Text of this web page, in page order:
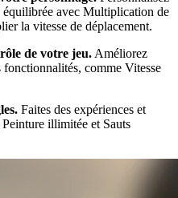
équilibrée avec Multiplication de
la vitesse de déplacement.
de votre jeu. Améliorez
comme Vitesse
Faites des expériences et
illimitée et Sauts